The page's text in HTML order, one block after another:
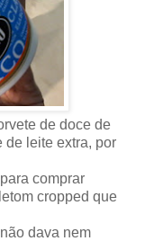
de doce de
de leite extra, por
comprar
cropped que
dava nem